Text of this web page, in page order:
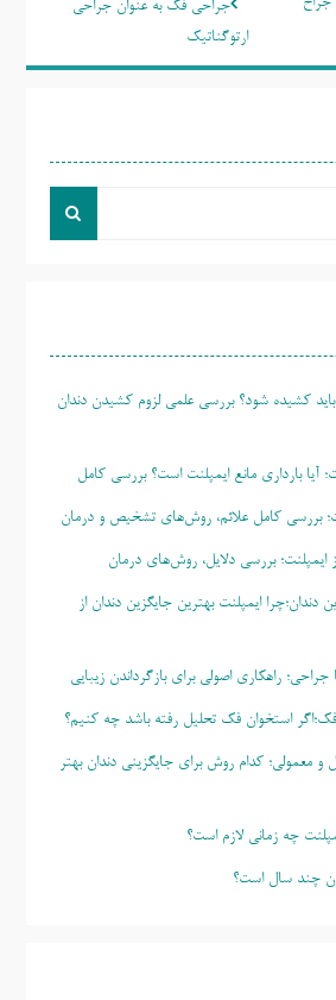
جراحی فک به عنوان جراحی
ارتوگناتیک
کشیده شود؟ بررسی علمی لزوم کشیدن دندان
آیا بارداری مانع ایمپلنت است؟ بررسی کامل
بررسی کامل علائم، روش‌های تشخیص و درمان
ایمپلنت؛ بررسی دلایل، روش‌های درمان
دندان؛چرا ایمپلنت بهترین جایگزین دندان از
راهکاری اصولی برای بازگرداندن زیبایی
استخوان فک تحلیل رفته باشد چه کنیم؟
و معمولی؛ کدام روش برای جایگزینی دندان بهتر
چه زمانی لازم است؟
چند سال است؟